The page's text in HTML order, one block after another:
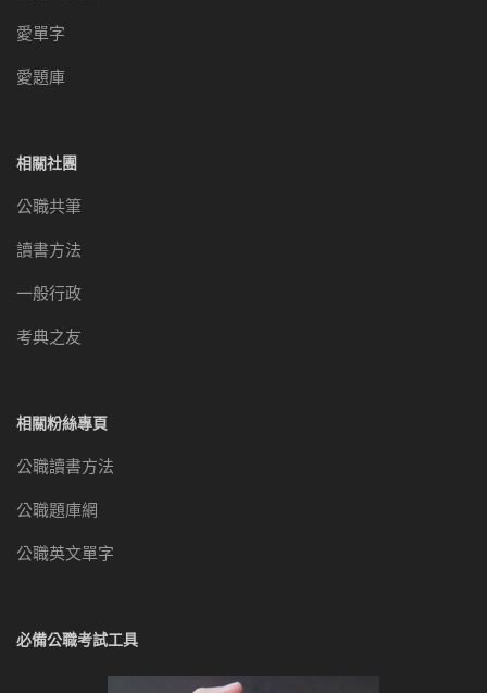
愛單字
愛題庫
相關社團
公職共筆
讀書方法
一般行政
考典之友
相關粉絲專頁
公職讀書方法
公職題庫網
公職英文單字
必備公職考試工具